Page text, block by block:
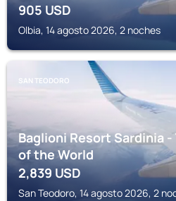
905USD
Olbia, 14 agosto 2026, 2 noches
SAN TEODORO
Baglioni Resort Sardinia
of the World
2,839 USD
San Teodoro, 14 agosto 2026, 2